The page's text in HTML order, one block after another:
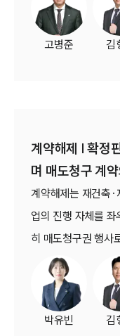
항력과 우선변제권
보증약관상 면책 사
시 이를 그대로 수
213466 판결)
고병준 김
계약해제 | 확정
며 매도청구 계
계약해제는 재건축
업의 진행 자체를 좌
히 매도청구권 행사
은 경우에도 해제가
문제되어 왔습니다.
청구권을 행사하여
은 경우라 하더라도
박유빈 김